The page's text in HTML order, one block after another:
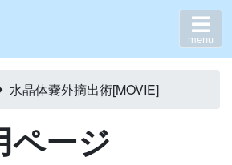
menu
水晶体嚢外摘出術[MOVIE]
ページ